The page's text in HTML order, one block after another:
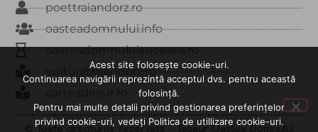
poettraiandorz.ro
oasteadomnului.info
oasteadomnuluisuceava.ro
edituratraiandorz.ro
Acest site folosește cookie-uri.
Continuarea navigării reprezintă acceptul dvs. pentru această
folosință.
Pentru mai multe detalii privind gestionarea preferințelor
privind cookie-uri, vedeți Politica de utillizare cookie-uri.